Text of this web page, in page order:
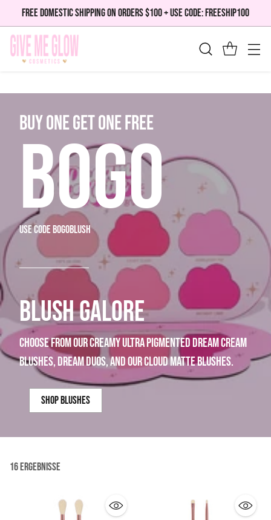
FREE DOMESTIC SHIPPING ON ORDERS $100 + USE CODE: FREESHIP100
bUY ONE GET ONE FREE
BOGO
use code bogoblush
BLUSH GALORE
choose from our creamy ultra pigmented dream cream
blushes, dream duos, and our cloud matte blushes.
shop blushes
16 Ergebnisse